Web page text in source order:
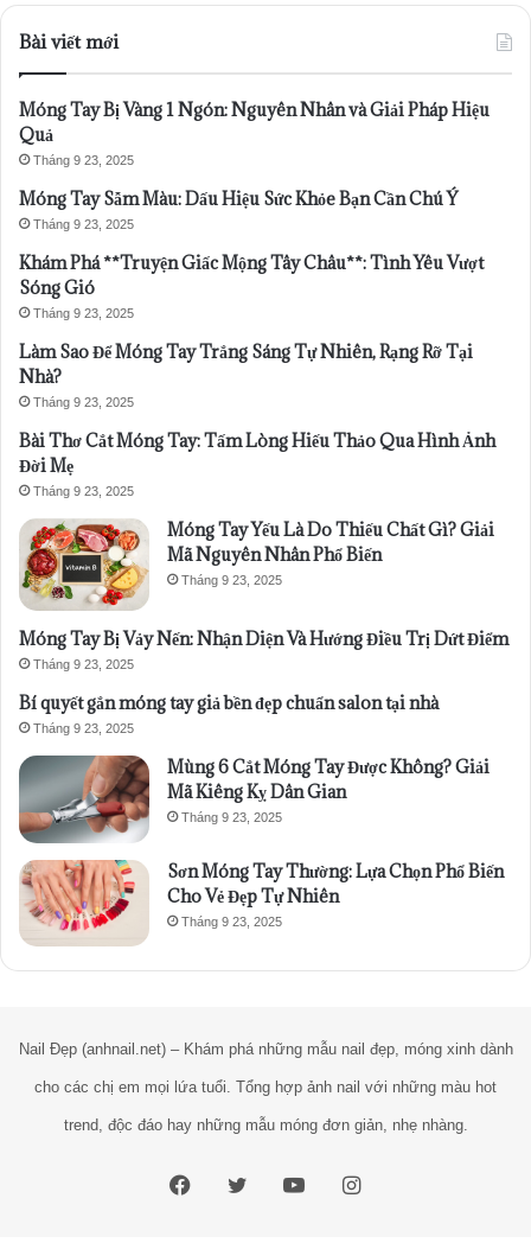
Bài viết mới
Móng Tay Bị Vàng 1 Ngón: Nguyên Nhân và Giải Pháp Hiệu
Quả
Tháng 9 23, 2025
Móng Tay Sẫm Màu: Dấu Hiệu Sức Khỏe Bạn Cần Chú Ý
Tháng 9 23, 2025
Khám Phá **Truyện Giấc Mộng Tây Châu**: Tình Yêu Vượt
Sóng Gió
Tháng 9 23, 2025
Làm Sao Để Móng Tay Trắng Sáng Tự Nhiên, Rạng Rỡ Tại
Nhà?
Tháng 9 23, 2025
Bài Thơ Cắt Móng Tay: Tấm Lòng Hiếu Thảo Qua Hình Ảnh
Đời Mẹ
Tháng 9 23, 2025
Móng Tay Yếu Là Do Thiếu Chất Gì? Giải
Mã Nguyên Nhân Phổ Biến
Tháng 9 23, 2025
Móng Tay Bị Vảy Nến: Nhận Diện Và Hướng Điều Trị Dứt Điểm
Tháng 9 23, 2025
Bí quyết gắn móng tay giả bền đẹp chuẩn salon tại nhà
Tháng 9 23, 2025
Mùng 6 Cắt Móng Tay Được Không? Giải
Mã Kiêng Kỵ Dân Gian
Tháng 9 23, 2025
Sơn Móng Tay Thường: Lựa Chọn Phổ Biến
Cho Vẻ Đẹp Tự Nhiên
Tháng 9 23, 2025
Nail Đẹp (anhnail.net) – Khám phá những mẫu nail đẹp, móng xinh dành
cho các chị em mọi lứa tuổi. Tổng hợp ảnh nail với những màu hot
trend, độc đáo hay những mẫu móng đơn giản, nhẹ nhàng.
FacebookTwitterYouTubeInstagram